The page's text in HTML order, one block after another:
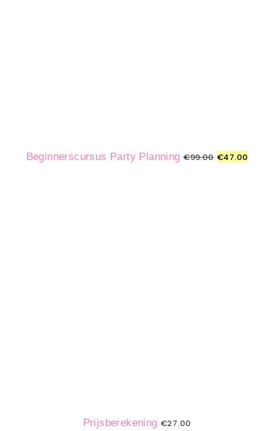
Beginnerscursus Party Planning €99.00 €47.00
Prijsberekening €27.00